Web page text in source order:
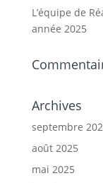
L’équipe de
année 2025
Archives
septembre
août 2025
mai 2025